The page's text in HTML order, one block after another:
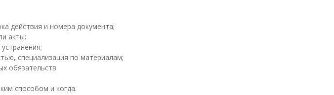
действия и номера документа;
акты;
специализация по материалам;
обязательств.
способом и когда.